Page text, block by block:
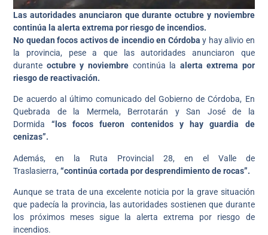
Las autoridades anunciaron que durante octubre y noviembre
continúa la alerta extrema por riesgo de incendios.
No quedan focos activos de incendio en Córdoba y hay alivio en
la provincia, pese a que las autoridades anunciaron que
durante octubre y noviembre continúa la alerta extrema por
riesgo de reactivación.
De acuerdo al último comunicado del Gobierno de Córdoba, En
Quebrada de la Mermela, Berrotarán y San José de la
Dormida “los focos fueron contenidos y hay guardia de
cenizas”.
Además, en la Ruta Provincial 28, en el Valle de
Traslasierra,“continúa cortada por desprendimiento de rocas”.
Aunque se trata de una excelente noticia por la grave situación
que padecía la provincia, las autoridades sostienen que durante
los próximos meses sigue la alerta extrema por riesgo de
incendios.